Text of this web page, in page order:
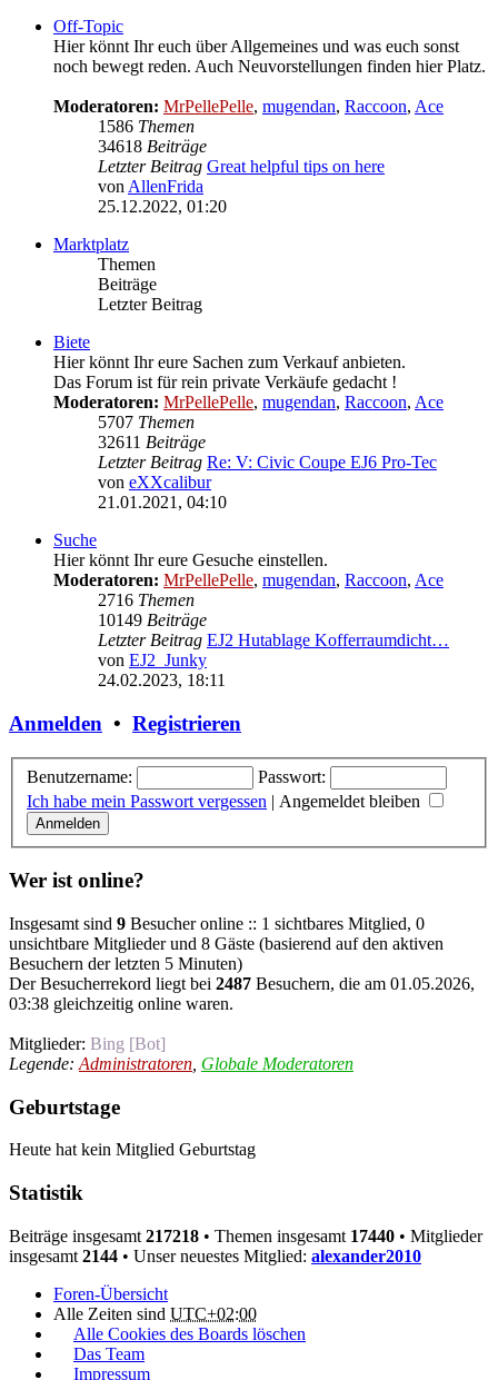
Off-Topic
Hier könnt Ihr euch über Allgemeines und was euch sonst
noch bewegt reden. Auch Neuvorstellungen finden hier Platz.
Moderatoren: MrPellePelle, mugendan, Raccoon, Ace
1586 Themen
34618 Beiträge
Letzter Beitrag Great helpful tips on here
vonAllenFrida
Neuester
25.12.2022, 01:20
Marktplatz
Themen
Beiträge
Letzter Beitrag
Biete
Hier könnt Ihr eure Sachen zum Verkauf anbieten.
Das Forum ist für rein private Verkäufe gedacht !
Moderatoren: MrPellePelle, mugendan, Raccoon, Ace
5707 Themen
32611 Beiträge
Letzter Beitrag Re: V: Civic Coupe EJ6 Pro-Tec
von eXXcalibur
21.01.2021, 04:10
Suche
Hier könnt Ihr eure Gesuche einstellen.
Moderatoren: MrPellePelle, mugendan, Raccoon, Ace
2716 Themen
10149 Beiträge
Letzter Beitrag EJ2 Hutablage Kofferraumdicht…
von EJ2_Junky
24.02.2023, 18:11
Anmelden • Registrieren
Benutzername:
Passwort:
Ich habe mein Passwort vergessen | Angemeldet bleiben
Wer ist online?
Insgesamt sind 9 Besucher online :: 1 sichtbares Mitglied, 0
unsichtbare Mitglieder und 8 Gäste (basierend auf den aktiven
Besuchern der letzten 5 Minuten)
Der Besucherrekord liegt bei 2487 Besuchern, die am 01.05.2026,
03:38 gleichzeitig online waren.
Mitglieder: Bing [Bot]
Legende: Administratoren Globale Moderatoren
Geburtstage
Heute hat kein Mitglied Geburtstag
Statistik
Beiträge insgesamt 217218 • Themen insgesamt 17440 • Mitglieder
insgesamt 2144 • Unser neuestes Mitglied: alexander2010
Foren-Übersicht
Alle Zeiten sind UTC+02:00
Alle Cookies des Boards löschen
Das Team
Impressum